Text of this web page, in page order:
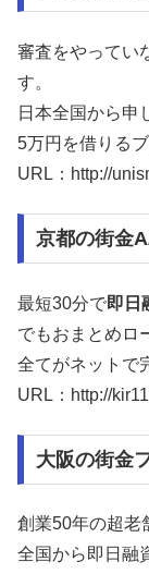
審査をやってい
す。
日本全国から申
5万円を借りる
URL：http://
京都の街金
最短30分で即日
でもおまとめロ
全てがネットで
URL：http://
大阪の街金
創業50年の超老
全国から即日融